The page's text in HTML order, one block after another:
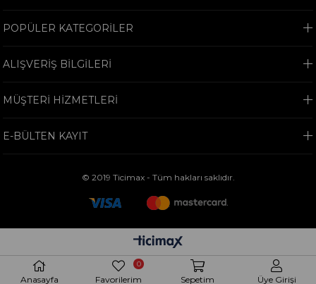
POPÜLER KATEGORİLER
ALIŞVERİŞ BİLGİLERİ
MÜŞTERİ HİZMETLERİ
E-BÜLTEN KAYIT
© 2019 Ticimax - Tüm hakları saklıdır.
Anasayfa Favorilerim
0
Sepetim Üye Girişi